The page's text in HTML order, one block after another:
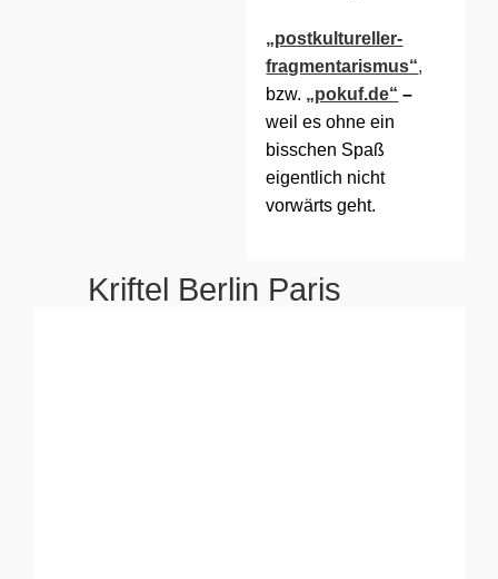
„postkultureller-
fragmentarismus“,
bzw. „pokuf.de“ –
weil es ohne ein
bisschen Spaß
eigentlich nicht
vorwärts geht.
Kriftel Berlin Paris